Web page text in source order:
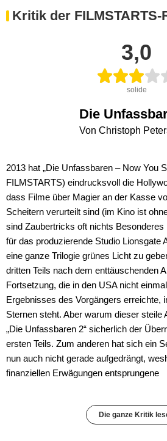
Kritik der FILMSTARTS-
3,0
solide
Die
Von Christoph
2013 hat „Die Unfassbaren – Now You
FILMSTARTS) eindrucksvoll die
dass Filme über Magier an der Kasse
Scheitern verurteilt sind (im Kino ist
sind Zaubertricks oft nichts
für das produzierende Studio Lionsgate
eine ganze Trilogie grünes Licht zu
dritten Teils nach dem enttäuschenden
Fortsetzung, die in den USA nicht
Ergebnisses des Vorgängers erreichte,
Sternen steht. Aber warum dieser steile
„Die Unfassbaren 2“ sicherlich der
ersten Teils. Zum anderen hat sich ein
nun auch nicht gerade aufgedrängt,
finanziellen Erwägungen entsprungene
Die ganze Kritik